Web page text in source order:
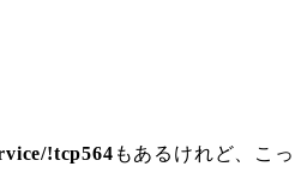
!tcp564 もあるけれど、こっ